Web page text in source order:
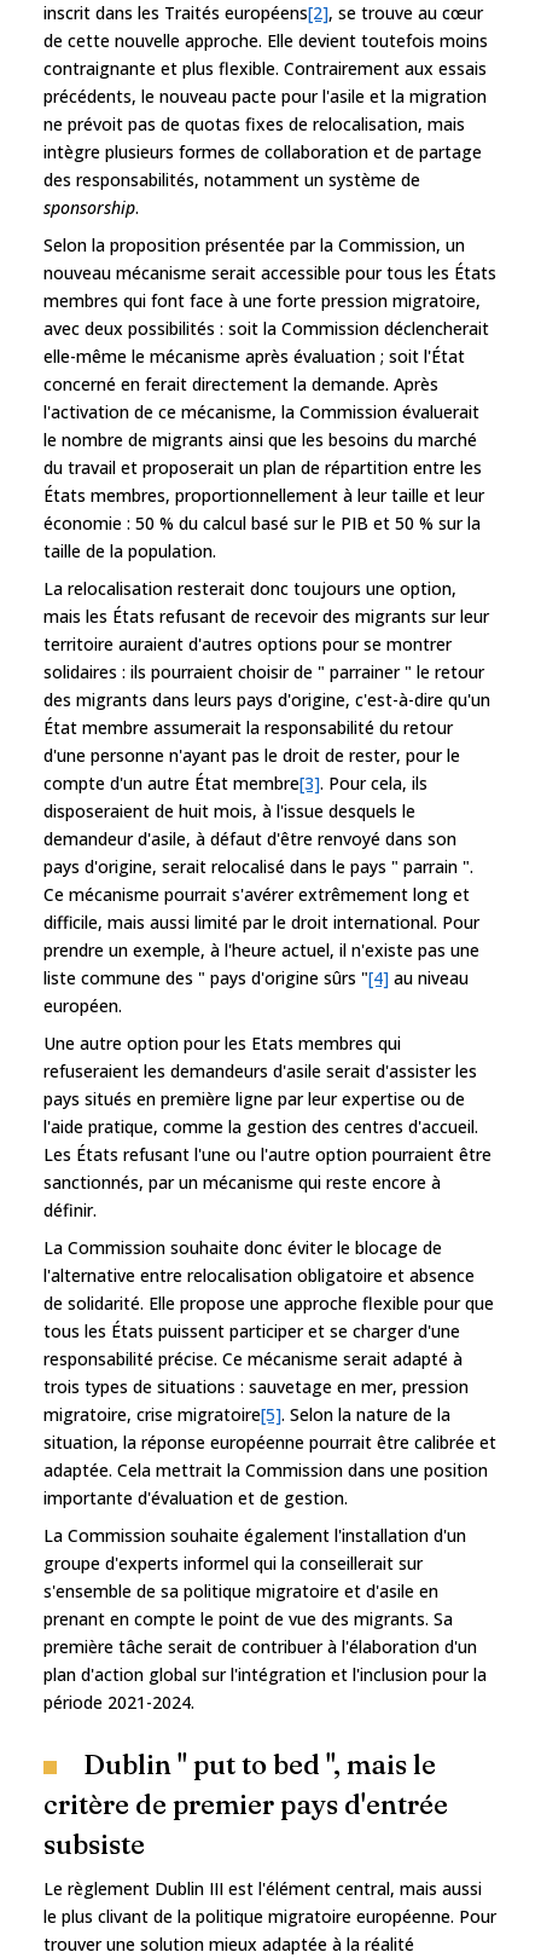
inscrit dans les Traités européens[2], se trouve au cœur
de cette nouvelle approche. Elle devient toutefois moins
contraignante et plus flexible. Contrairement aux essais
précédents, le nouveau pacte pour l'asile et la migration
ne prévoit pas de quotas fixes de relocalisation, mais
intègre plusieurs formes de collaboration et de partage
des responsabilités, notamment un système de
sponsorship.
Selon la proposition présentée par la Commission, un
nouveau mécanisme serait accessible pour tous les États
membres qui font face à une forte pression migratoire,
avec deux possibilités : soit la Commission déclencherait
elle-même le mécanisme après évaluation ; soit l'État
concerné en ferait directement la demande. Après
l'activation de ce mécanisme, la Commission évaluerait
le nombre de migrants ainsi que les besoins du marché
du travail et proposerait un plan de répartition entre les
États membres, proportionnellement à leur taille et leur
économie : 50 % du calcul basé sur le PIB et 50 % sur la
taille de la population.
La relocalisation resterait donc toujours une option,
mais les États refusant de recevoir des migrants sur leur
territoire auraient d'autres options pour se montrer
solidaires : ils pourraient choisir de " parrainer " le retour
des migrants dans leurs pays d'origine, c'est-à-dire qu'un
État membre assumerait la responsabilité du retour
d'une personne n'ayant pas le droit de rester, pour le
compte d'un autre État membre[3]. Pour cela, ils
disposeraient de huit mois, à l'issue desquels le
demandeur d'asile, à défaut d'être renvoyé dans son
pays d'origine, serait relocalisé dans le pays " parrain ".
Ce mécanisme pourrait s'avérer extrêmement long et
difficile, mais aussi limité par le droit international. Pour
prendre un exemple, à l'heure actuel, il n'existe pas une
liste commune des " pays d'origine sûrs "[4] au niveau
européen.
Une autre option pour les Etats membres qui
refuseraient les demandeurs d'asile serait d'assister les
pays situés en première ligne par leur expertise ou de
l'aide pratique, comme la gestion des centres d'accueil.
Les États refusant l'une ou l'autre option pourraient être
sanctionnés, par un mécanisme qui reste encore à
définir.
La Commission souhaite donc éviter le blocage de
l'alternative entre relocalisation obligatoire et absence
de solidarité. Elle propose une approche flexible pour que
tous les États puissent participer et se charger d'une
responsabilité précise. Ce mécanisme serait adapté à
trois types de situations : sauvetage en mer, pression
migratoire, crise migratoire[5]. Selon la nature de la
situation, la réponse européenne pourrait être calibrée et
adaptée. Cela mettrait la Commission dans une position
importante d'évaluation et de gestion.
La Commission souhaite également l'installation d'un
groupe d'experts informel qui la conseillerait sur
s'ensemble de sa politique migratoire et d'asile en
prenant en compte le point de vue des migrants. Sa
première tâche serait de contribuer à l'élaboration d'un
plan d'action global sur l'intégration et l'inclusion pour la
période 2021-2024.
Dublin " put to bed ", mais le
critère de premier pays d'entrée
subsiste
Le règlement Dublin III est l'élément central, mais aussi
le plus clivant de la politique migratoire européenne. Pour
trouver une solution mieux adaptée à la réalité